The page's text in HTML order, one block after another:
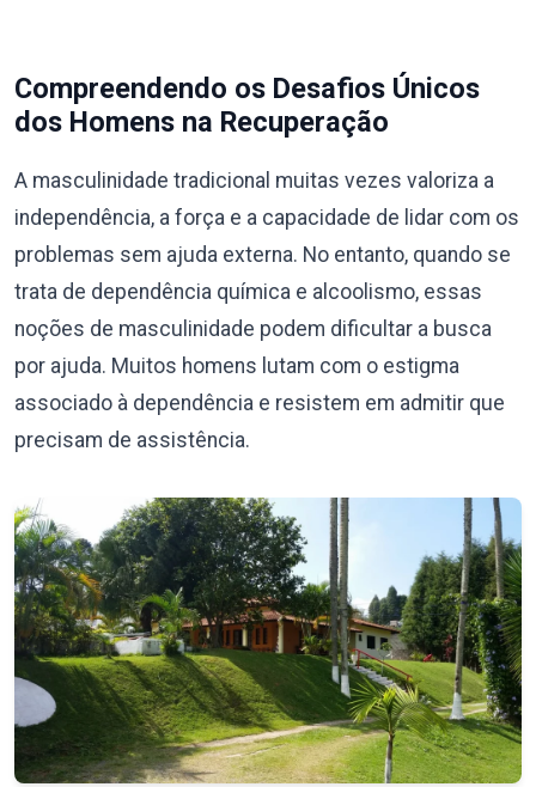
Compreendendo os Desafios Únicos
dos Homens na Recuperação
A masculinidade tradicional muitas vezes valoriza a
independência, a força e a capacidade de lidar com os
problemas sem ajuda externa. No entanto, quando se
trata de dependência química e alcoolismo, essas
noções de masculinidade podem dificultar a busca
por ajuda. Muitos homens lutam com o estigma
associado à dependência e resistem em admitir que
precisam de assistência.